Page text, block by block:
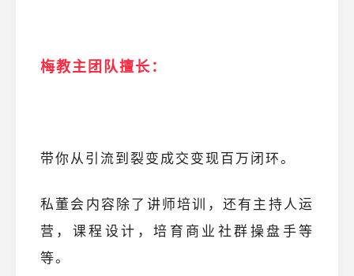
梅教主团队擅长：
带你从引流到裂变成交变现百万闭环。
私董会内容除了讲师培训，还有主持人运
营，课程设计，培育商业社群操盘手等
等。